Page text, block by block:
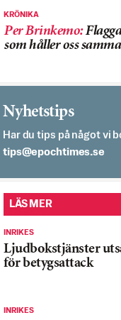
KRÖNIKA
Per Brinkemo:
som håller oss
Nyhetstips
Har du tips på något vi
es.semithcope@spit
LÄS MER
INRIKES
Ljudbokstjänster
för betygsattack
INRIKES